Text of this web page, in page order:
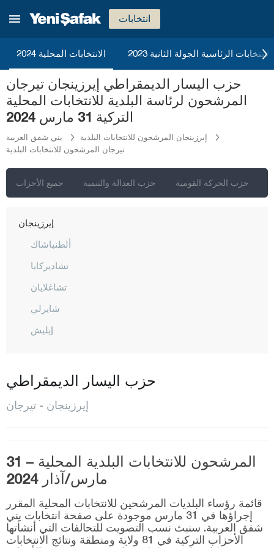
انتخابات
الانتخابات المحلية 2024 2023 الانتخابات الرئاسية الجولة الثانية
حزب اليسار الديمقراطي إيرزينجان تيرجان
المرشحون لرئاسة البلدية للانتخابات المحلية
التركية 31 مارس 2024
يني شفق العربية
إيرزينجان المرشحون للانتخابات البلدية
تيرجان المرشحون للانتخابات البلدية
جميع الأحزاب حزب العدالة والتنمية حزب الحركة القومية
بورصا
شانكيري
جوروم
دينيزلي
دياربكر
دوزجا
إلازغ
إيرزينجان
ألطنباشاك
تشاديركايا
تشاغلايان
شايرلي
إيليش
كيماه
مولاكوي
أوطلوك بيليه
رفاهية
تيرجان
حزب اليسار الديمقراطي
إيرزينجان - تيرجان
المرشحون للانتخابات البلدية المحلية – 31
مارس/آذار 2024
قائمة رؤساء البلديات المرشحين للانتخابات المحلية المقرر
إجراؤها في 31 مارس موجودة على صفحة انتخابات يني
شفق العربية. سنبث نسب التصويت للتحالفات التي أنشأتها
الأحزاب التركية في 81 ولاية ومنطقة ونتائج الانتخابات